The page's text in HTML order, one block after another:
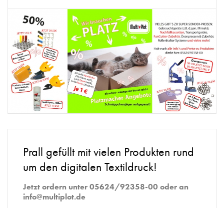
Prall gefüllt mit vielen Produkten rund
um den digitalen Textildruck!
Jetzt ordern unter 05624/92358-00 oder an
info@multiplot.de